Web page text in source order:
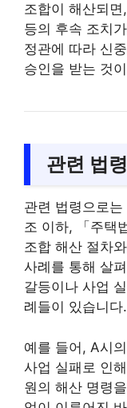
조합이 해산되
등의 후속 조치
정관에 따라 신
승인을 받는 것
관련 법
관련 법령으로
조 이하, 「주택
조합 해산 절차
사례를 통해 살
갈등이나 사업
례들이 있습니다.
예를 들어, A시
사업 실패로 인
원의 해산 명령